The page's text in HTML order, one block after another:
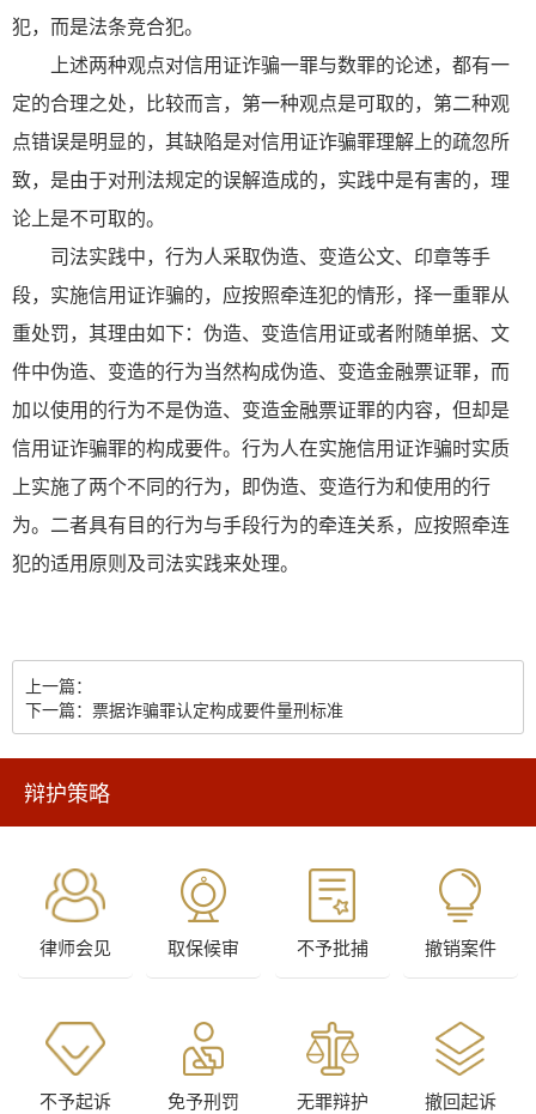
犯，而是法条竞合犯。
上述两种观点对信用证诈骗一罪与数罪的论述，都有一
定的合理之处，比较而言，第一种观点是可取的，第二种观
点错误是明显的，其缺陷是对信用证诈骗罪理解上的疏忽所
致，是由于对刑法规定的误解造成的，实践中是有害的，理
论上是不可取的。
司法实践中，行为人采取伪造、变造公文、印章等手
段，实施信用证诈骗的，应按照牵连犯的情形，择一重罪从
重处罚，其理由如下：伪造、变造信用证或者附随单据、文
件中伪造、变造的行为当然构成伪造、变造金融票证罪，而
加以使用的行为不是伪造、变造金融票证罪的内容，但却是
信用证诈骗罪的构成要件。行为人在实施信用证诈骗时实质
上实施了两个不同的行为，即伪造、变造行为和使用的行
为。二者具有目的行为与手段行为的牵连关系，应按照牵连
犯的适用原则及司法实践来处理。
上一篇：
下一篇：票据诈骗罪认定构成要件量刑标准
辩护策略
律师会见 取保候审 不予批捕 撤销案件
不予起诉 免予刑罚 无罪辩护 撤回起诉